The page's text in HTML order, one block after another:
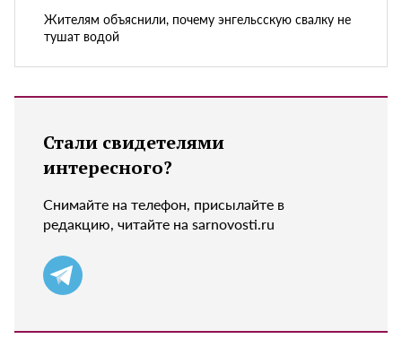
Жителям объяснили, почему энгельсскую свалку не
тушат водой
Стали свидетелями
интересного?
Снимайте на телефон, присылайте в
редакцию, читайте на sarnovosti.ru